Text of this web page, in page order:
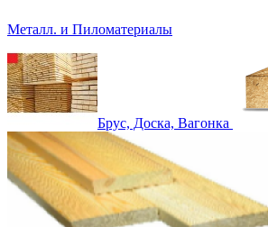
Металл. и Пиломатериалы
Брус, Доска, Вагонка